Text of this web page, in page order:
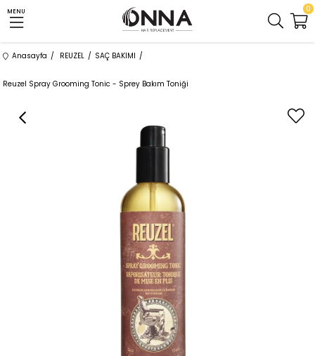
MENU 0
Anasayfa REUZEL SAÇ BAKIMI
Reuzel Spray Grooming Tonic - Sprey Bakım Toniği